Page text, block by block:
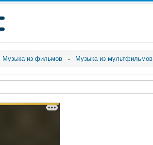
Музыка из фильмов Музыка из мультфильмов